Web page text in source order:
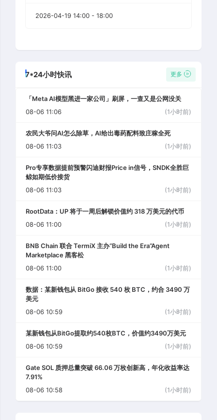
2026-04-19 14:00 - 18:00
7*24小时快讯 更多
「Meta AI模型黑进一家公司」刷屏，一查又是公网没关
08-06 11:06
(1小时前)
农民大爷问AI怎么除草，AI给出毒药配料致庄稼全死
08-06 11:03
(1小时前)
Pro专享数据提前预警闪迪财报Price in信号，SNDK全胜巨
鲸如期低价接货
08-06 11:03
(1小时前)
RootData：UP 将于一周后解锁价值约 318 万美元的代币
08-06 11:00
(1小时前)
BNB Chain 联合 TermiX 主办“Build the Era”Agent
Marketplace 黑客松
08-06 11:00
(1小时前)
数据：某新钱包从 BitGo 接收 540 枚 BTC，约合 3490 万
美元
08-06 10:59
(1小时前)
某新钱包从BitGo提取约540枚BTC，价值约3490万美元
08-06 10:59
(1小时前)
Gate SOL 质押总量突破 66.06 万枚创新高，年化收益率达
7.91%
08-06 10:58
(1小时前)